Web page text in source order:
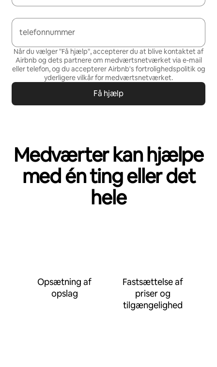
telefonnummer
Når du vælger "Få hjælp", accepterer du at blive kontaktet af
Airbnb og dets partnere om medværtsnetværket via e-mail
eller telefon, og du accepterer Airbnb's fortrolighedspolitik og
yderligere vilkår for medværtsnetværket.
Få hjælp
Medværter kan hjælpe
med én ting eller det
hele
Opsætning af
opslag
Fastsættelse af
priser og
tilgængelighed